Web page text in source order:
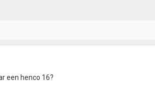
een henco 16?